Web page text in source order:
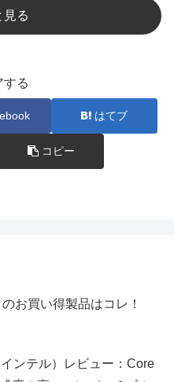
見る
する
はてブ
コピー
お買い得製品はコレ！
ンテル）レビュー：Core